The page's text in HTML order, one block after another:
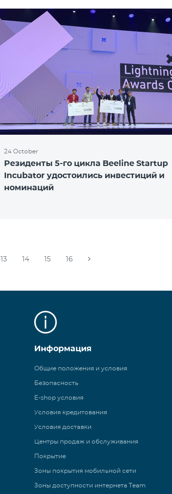
24 October
Резиденты 5-го цикла Beeline Startup
Incubator удостоились инвестиций и
номинаций
13 14 15 16
Информация
Общие положения и условия
Безопасность
E-shop условия
Условия кредитования
Условия доставки
Центры продаж и обслуживания
Покрытие
Зоны покрытия мобильной сети
Зоны доступности интернета Team